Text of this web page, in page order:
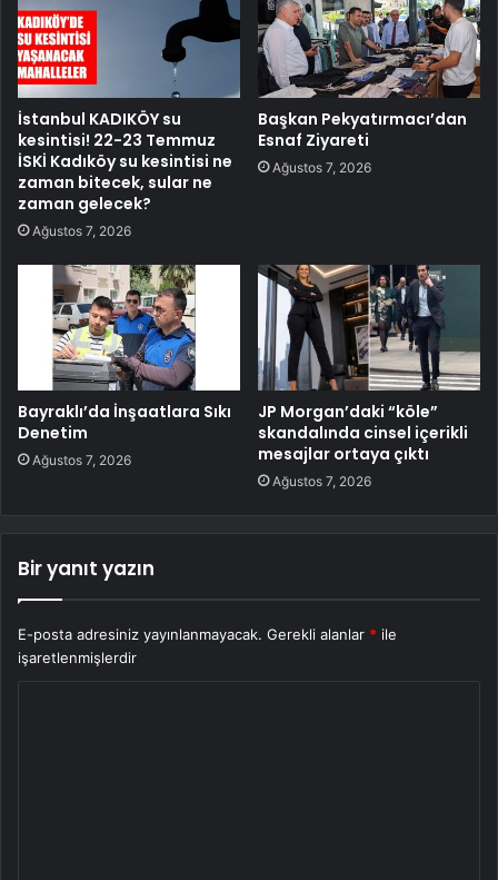
İstanbul KADIKÖY su
kesintisi! 22-23 Temmuz
İSKİ Kadıköy su kesintisi ne
zaman bitecek, sular ne
zaman gelecek?
Ağustos 7, 2026
Başkan Pekyatırmacı’dan
Esnaf Ziyareti
Ağustos 7, 2026
Bayraklı’da İnşaatlara Sıkı
Denetim
Ağustos 7, 2026
JP Morgan’daki “köle”
skandalında cinsel içerikli
mesajlar ortaya çıktı
Ağustos 7, 2026
Bir yanıt yazın
E-posta adresiniz yayınlanmayacak. Gerekli alanlar * ile
işaretlenmişlerdir